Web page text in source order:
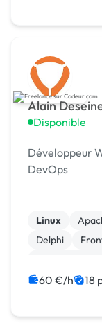
Alain
Disponible
Développeur
DevOps
Linux
Delphi
60 €/h 18